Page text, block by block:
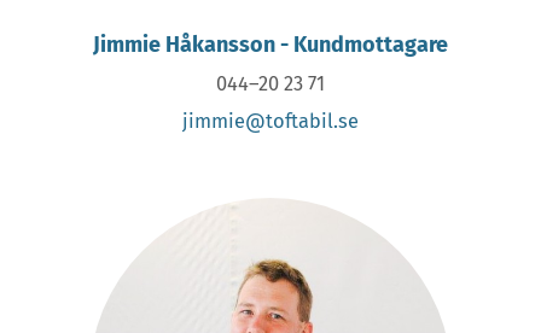
Jimmie Håkansson - Kundmottagare
044–20 23 71
jimmie@toftabil.se